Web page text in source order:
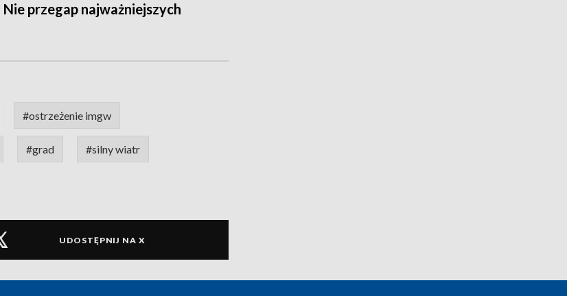
Nie przegap najważniejszych
#ostrzeżenie imgw
#grad #silny wiatr
UDOSTĘPNIJ NA X